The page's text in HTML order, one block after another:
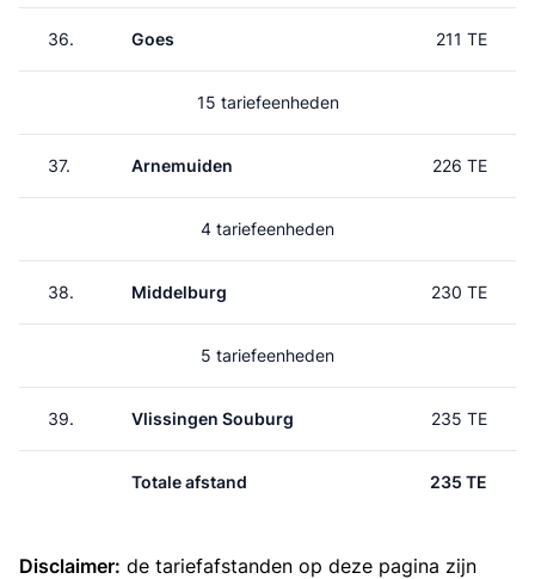
36. Goes 211 TE
15 tariefeenheden
37. Arnemuiden 226 TE
4 tariefeenheden
38. Middelburg 230 TE
5 tariefeenheden
39. Vlissingen Souburg 235 TE
Totale afstand 235 TE
Disclaimer: de tariefafstanden op deze pagina zijn